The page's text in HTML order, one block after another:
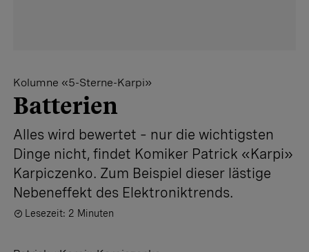
Kolumne «5-Sterne-Karpi»
Batterien
Alles wird bewertet – nur die wichtigsten
Dinge nicht, findet Komiker Patrick «Karpi»
Karpiczenko. Zum Beispiel dieser lästige
Nebeneffekt des Elektroniktrends.
Lesezeit: 2 Minuten